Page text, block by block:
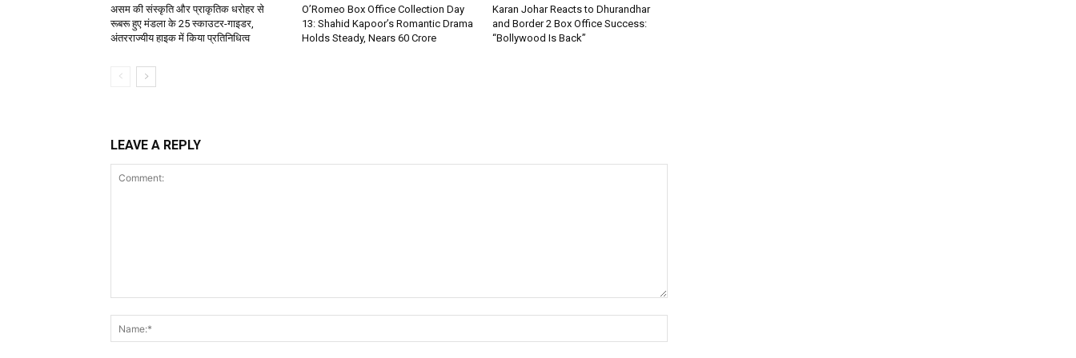
असम की संस्कृति और प्राकृतिक धरोहर से
रूबरू हुए मंडला के 25 स्काउटर-गाइडर,
अंतरराज्यीय हाइक में किया प्रतिनिधित्व
O’Romeo Box Office Collection Day
13: Shahid Kapoor’s Romantic Drama
Holds Steady, Nears ₹60 Crore
Karan Johar Reacts to Dhurandhar
and Border 2 Box Office Success:
“Bollywood Is Back”
LEAVE A REPLY